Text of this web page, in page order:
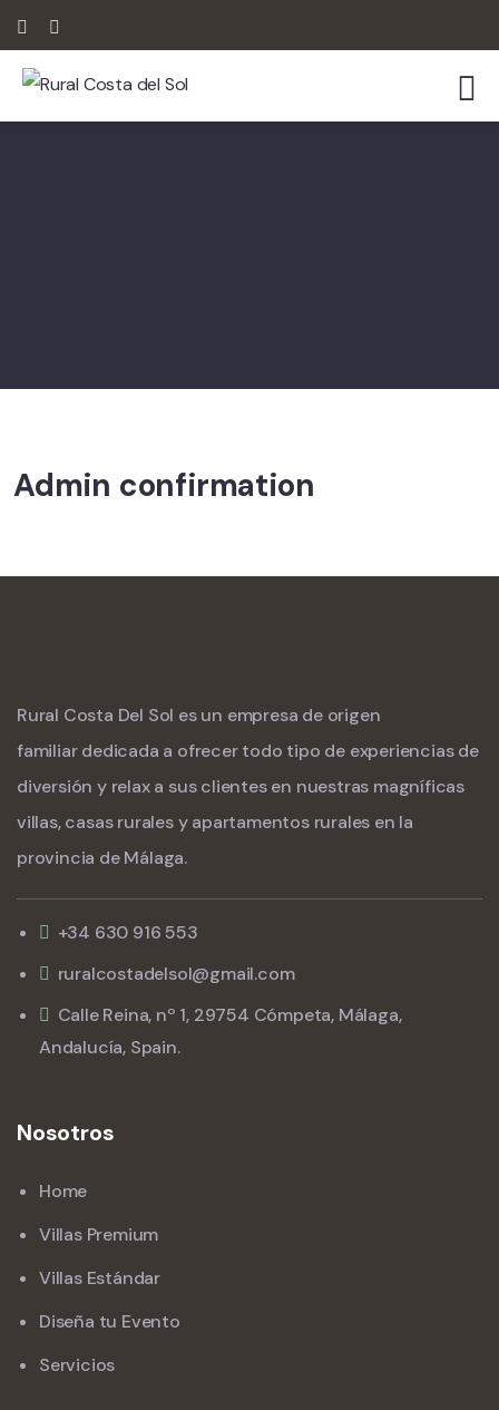
Admin confirmation
Rural Costa Del Sol es un empresa de origen
familiar dedicada a ofrecer todo tipo de experiencias de
diversión y relax a sus clientes en nuestras magníficas
villas, casas rurales y apartamentos rurales en la
provincia de Málaga.
+34 630 916 553
ruralcostadelsol@gmail.com
Calle Reina, nº 1, 29754 Cómpeta, Málaga,
Andalucía, Spain.
Nosotros
Home
Villas Premium
Villas Estándar
Diseña tu Evento
Servicios